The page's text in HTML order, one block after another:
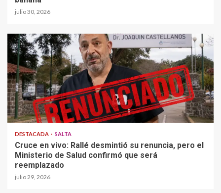
julio 30, 2026
DESTACADA SALTA
Cruce en vivo: Rallé desmintió su renuncia, pero el
Ministerio de Salud confirmó que será
reemplazado
julio 29, 2026